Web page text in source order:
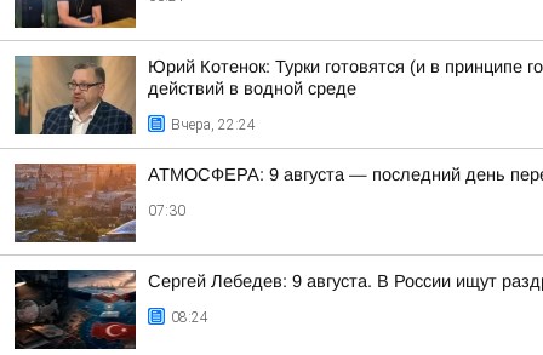
Юрий Котенок: Турки готовятся (и в принципе
действий в водной среде
Вчера, 22:24
АТМОСФЕРА: 9 августа — последний день
07:30
Сергей Лебедев: 9 августа. В России ищут
08:24